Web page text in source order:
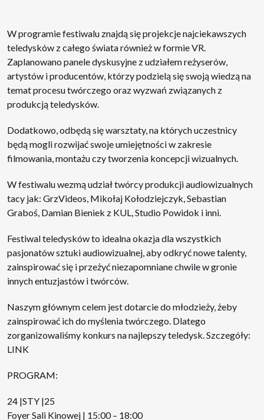
W programie festiwalu znajdą się projekcje najciekawszych
teledysków z całego świata również w formie VR.
Zaplanowano panele dyskusyjne z udziałem reżyserów,
artystów i producentów, którzy podzielą się swoją wiedzą na
temat procesu twórczego oraz wyzwań związanych z
produkcją teledysków.
Dodatkowo, odbędą się warsztaty, na których uczestnicy
będą mogli rozwijać swoje umiejętności w zakresie
filmowania, montażu czy tworzenia koncepcji wizualnych.
W festiwalu wezmą udział twórcy produkcji audiowizualnych
tacy jak: GrzVideos, Mikołaj Kołodziejczyk, Sebastian
Graboś, Damian Bieniek z KUL, Studio Powidok i inni.
Festiwal teledysków to idealna okazja dla wszystkich
pasjonatów sztuki audiowizualnej, aby odkryć nowe talenty,
zainspirować się i przeżyć niezapomniane chwile w gronie
innych entuzjastów i twórców.
Naszym głównym celem jest dotarcie do młodzieży, żeby
zainspirować ich do myślenia twórczego. Dlatego
zorganizowaliśmy konkurs na najlepszy teledysk. Szczegóły:
LINK
PROGRAM:
24 |STY |25
Foyer Sali Kinowej | 15:00 – 18:00